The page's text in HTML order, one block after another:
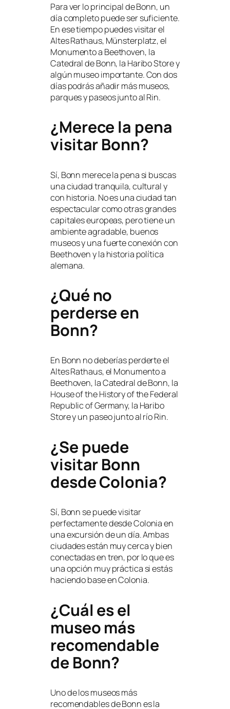
Para ver lo principal de Bonn, un
día completo puede ser suficiente.
En ese tiempo puedes visitar el
Altes Rathaus, Münsterplatz, el
Monumento a Beethoven, la
Catedral de Bonn, la Haribo Store y
algún museo importante. Con dos
días podrás añadir más museos,
parques y paseos junto al Rin.
¿Merece la pena
visitar Bonn?
Sí, Bonn merece la pena si buscas
una ciudad tranquila, cultural y
con historia. No es una ciudad tan
espectacular como otras grandes
capitales europeas, pero tiene un
ambiente agradable, buenos
museos y una fuerte conexión con
Beethoven y la historia política
alemana.
¿Qué no
perderse en
Bonn?
En Bonn no deberías perderte el
Altes Rathaus, el Monumento a
Beethoven, la Catedral de Bonn, la
House of the History of the Federal
Republic of Germany, la Haribo
Store y un paseo junto al río Rin.
¿Se puede
visitar Bonn
desde Colonia?
Sí, Bonn se puede visitar
perfectamente desde Colonia en
una excursión de un día. Ambas
ciudades están muy cerca y bien
conectadas en tren, por lo que es
una opción muy práctica si estás
haciendo base en Colonia.
¿Cuál es el
museo más
recomendable
de Bonn?
Uno de los museos más
recomendables de Bonn es la